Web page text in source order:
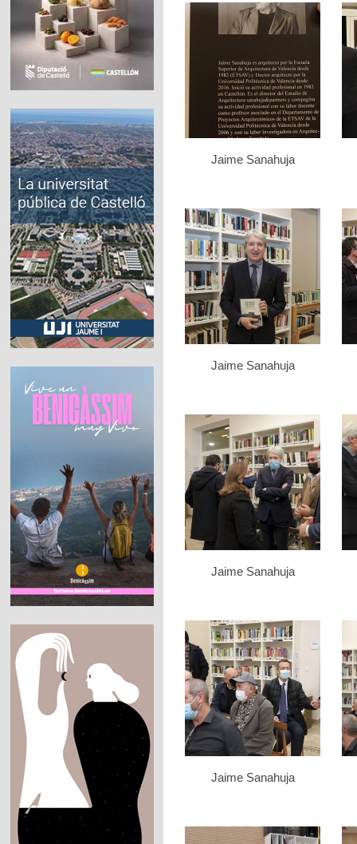
Jaime Sanahuja
Jaime Sanahuja
Jaime Sanahuja
Jaime Sanahuja